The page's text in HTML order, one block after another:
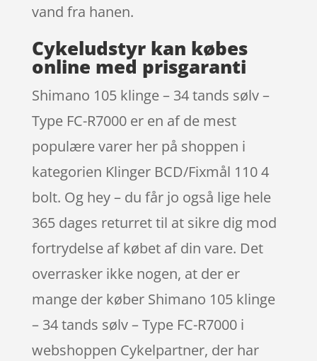
vand fra hanen.
Cykeludstyr kan købes
online med prisgaranti
Shimano 105 klinge – 34 tands sølv –
Type FC-R7000 er en af de mest
populære varer her på shoppen i
kategorien Klinger BCD/Fixmål 110 4
bolt. Og hey – du får jo også lige hele
365 dages returret til at sikre dig mod
fortrydelse af købet af din vare. Det
overrasker ikke nogen, at der er
mange der køber Shimano 105 klinge
– 34 tands sølv – Type FC-R7000 i
webshoppen Cykelpartner, der har